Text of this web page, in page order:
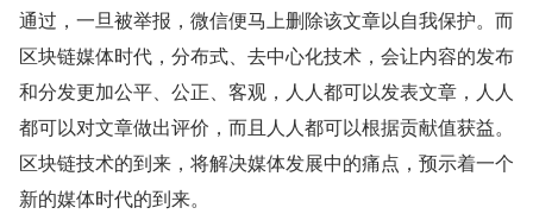
通过，一旦被举报，微信便马上删除该文章以自我保护。而
区块链媒体时代，分布式、去中心化技术，会让内容的发布
和分发更加公平、公正、客观，人人都可以发表文章，人人
都可以对文章做出评价，而且人人都可以根据贡献值获益。
区块链技术的到来，将解决媒体发展中的痛点，预示着一个
新的媒体时代的到来。